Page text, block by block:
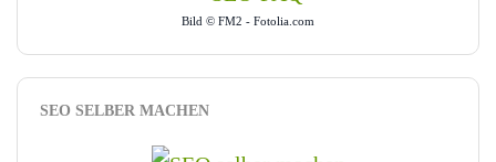
Bild © FM2 - Fotolia.com
SEO SELBER MACHEN